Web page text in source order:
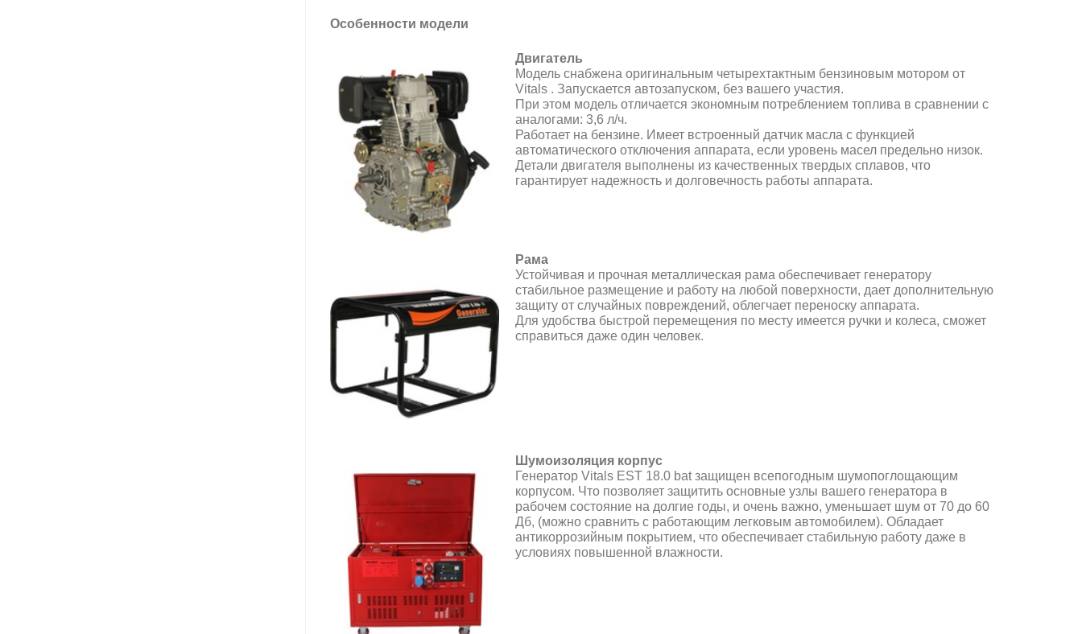
Особенности модели
Двигатель
Модель снабжена оригинальным четырехтактным бензиновым мотором от
Vitals . Запускается автозапуском, без вашего участия.
При этом модель отличается экономным потреблением топлива в сравнении с
аналогами: 3,6 л/ч.
Работает на бензине. Имеет встроенный датчик масла с функцией
автоматического отключения аппарата, если уровень масел предельно низок.
Детали двигателя выполнены из качественных твердых сплавов, что
гарантирует надежность и долговечность работы аппарата.
Рама
Устойчивая и прочная металлическая рама обеспечивает генератору
стабильное размещение и работу на любой поверхности, дает дополнительную
защиту от случайных повреждений, облегчает переноску аппарата.
Для удобства быстрой перемещения по месту имеется ручки и колеса, сможет
справиться даже один человек.
Шумоизоляция корпус
Генератор Vitals EST 18.0 bat защищен всепогодным шумопоглощающим
корпусом. Что позволяет защитить основные узлы вашего генератора в
рабочем состояние на долгие годы, и очень важно, уменьшает шум от 70 до 60
Дб, (можно сравнить с работающим легковым автомобилем). Обладает
антикоррозийным покрытием, что обеспечивает стабильную работу даже в
условиях повышенной влажности.